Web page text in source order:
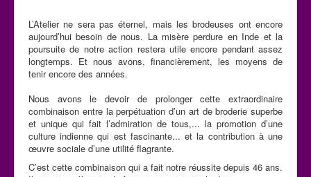
L’Atelier ne sera pas éternel, mais les brodeuses ont encore
aujourd’hui besoin de nous. La misère perdure en Inde et la
poursuite de notre action restera utile encore pendant assez
longtemps. Et nous avons, financièrement, les moyens de
tenir encore des années.
Nous avons le devoir de prolonger cette extraordinaire
combinaison entre la perpétuation d’un art de broderie superbe
et unique qui fait l’admiration de tous,... la promotion d’une
culture indienne qui est fascinante... et la contribution à une
œuvre sociale d’une utilité flagrante.
C’est cette combinaison qui a fait notre réussite depuis 46 ans.